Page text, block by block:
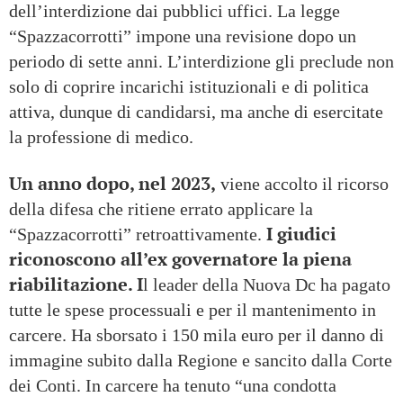
dell’interdizione dai pubblici uffici. La legge
“Spazzacorrotti” impone una revisione dopo un
periodo di sette anni. L’interdizione gli preclude non
solo di coprire incarichi istituzionali e di politica
attiva, dunque di candidarsi, ma anche di esercitate
la professione di medico.
Un anno dopo, nel 2023, viene accolto il ricorso
della difesa che ritiene errato applicare la
“Spazzacorrotti” retroattivamente. I giudici
riconoscono all’ex governatore la piena
riabilitazione. Il leader della Nuova Dc ha pagato
tutte le spese processuali e per il mantenimento in
carcere. Ha sborsato i 150 mila euro per il danno di
immagine subito dalla Regione e sancito dalla Corte
dei Conti. In carcere ha tenuto “una condotta